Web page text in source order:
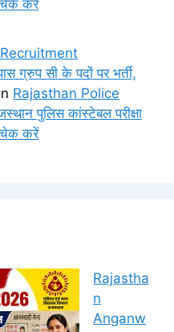
चेक करें
ग्रुप सी के पदों पर भर्ती,
Rajasthan Police
पुलिस कांस्टेबल परीक्षा
चेक करें
Rajastha
n
Anganw